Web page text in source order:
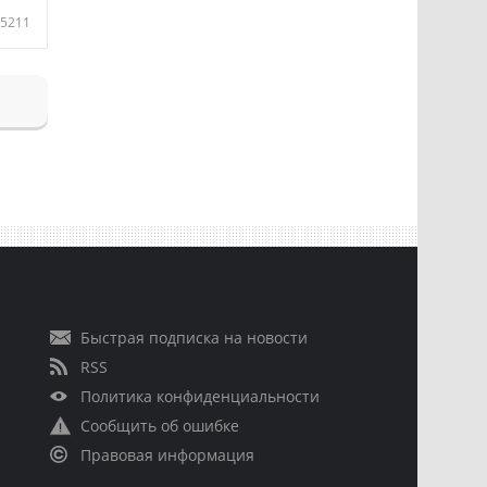
5211
Быстрая подписка на новости
RSS
Политика конфиденциальности
Сообщить об ошибке
Правовая информация